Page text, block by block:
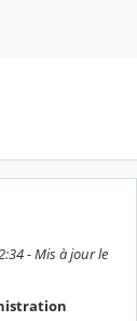
- Mis à jour le